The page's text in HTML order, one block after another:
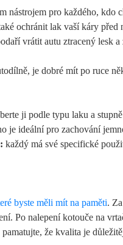
nástrojem pro každého,
ochránit lak vaší káry
vrátit autu ztracený lesk
je dobré mít po ruce
ji podle typu laku a
je ideální pro zachování
každý má své specifické
byste měli mít na paměti.
Po nalepení kotouče na
že kvalita je